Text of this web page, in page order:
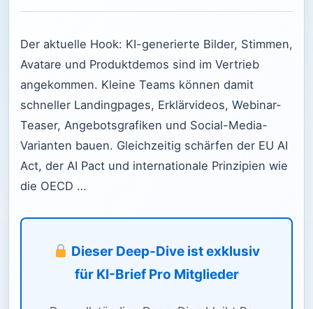
Der aktuelle Hook: KI-generierte Bilder, Stimmen,
Avatare und Produktdemos sind im Vertrieb
angekommen. Kleine Teams können damit
schneller Landingpages, Erklärvideos, Webinar-
Teaser, Angebotsgrafiken und Social-Media-
Varianten bauen. Gleichzeitig schärfen der EU AI
Act, der AI Pact und internationale Prinzipien wie
die OECD …
Dieser Deep-Dive ist exklusiv
für KI-Brief Pro Mitglieder